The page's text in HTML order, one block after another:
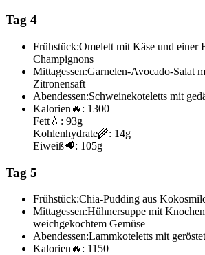
Tag 4
Frühstück:Omelett mit Käse und einer
Champignons
Mittagessen:Garnelen-Avocado-Salat
Zitronensaft
Abendessen:Schweinekoteletts mit
Kalorien 🔥: 1300
Fett 💧: 93g
Kohlenhydrate🌾: 14g
Eiweiß🥩: 105g
Tag 5
Frühstück:Chia-Pudding aus
Mittagessen:Hühnersuppe mit
weichgekochtem Gemüse
Abendessen:Lammkoteletts mit
Kalorien 🔥: 1150